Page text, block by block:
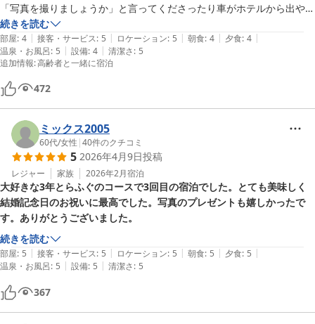
「写真を撮りましょうか」と言ってくださったり車がホテルから出やす
いように誘導してくださったりとありがとうございました。
続きを読む
部屋: 4 | 接客・サービス: 5 | ロケーション: 5 | 朝食: 4 | 夕食: 4 |
温泉・お風呂: 5 | 設備: 4 | 清潔さ: 5
追加情報:高齢者と一緒に宿泊
472
ミックス2005
60代/女性 |40件のクチコミ
5 2026年4月9日投稿
レジャー 家族 2026年2月宿泊
大好きな3年とらふぐのコースで3回目の宿泊でした。とても美味しく
結婚記念日のお祝いに最高でした。写真のプレゼントも嬉しかったで
す。ありがとうございました。
続きを読む
部屋: 5 | 接客・サービス: 5 | ロケーション: 5 | 朝食: 5 | 夕食: 5 |
温泉・お風呂: 5 | 設備: 5 | 清潔さ: 5
367